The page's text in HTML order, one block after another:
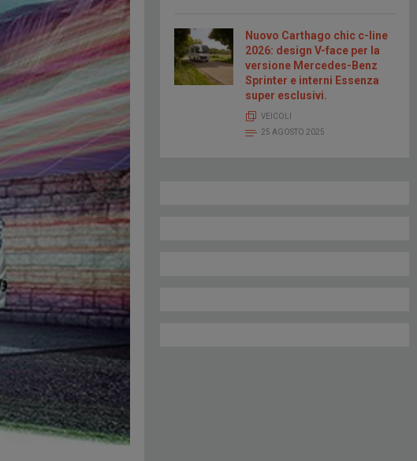
Nuovo Carthago chic c-line
2026: design V-face per la
versione Mercedes-Benz
Sprinter e interni Essenza
super esclusivi.
VEICOLI
25 AGOSTO 2025